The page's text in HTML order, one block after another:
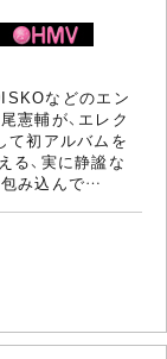
などのエン
憲輔が、エレク
て初アルバムを
る、実に静謐な
み込んで…